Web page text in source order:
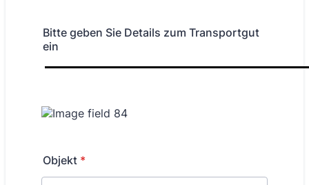
Bitte geben Sie Details zum Transportgut
ein
Objekt *